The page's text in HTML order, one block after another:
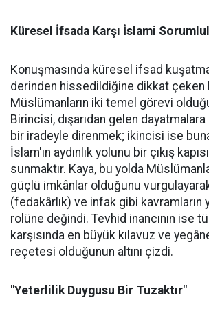
Küresel İfsada Karşı İslami
Konuşmasında küresel ifsad
derinden hissedildiğine dikkat çeken
Müslümanların iki temel görevi
Birincisi, dışarıdan gelen dayatmalara
bir iradeyle direnmek; ikincisi ise
İslam'ın aydınlık yolunu bir çıkış
sunmaktır. Kaya, bu yolda
güçlü imkânlar olduğunu
(fedakârlık) ve infak gibi kavramların
rolüne değindi. Tevhid inancının ise
karşısında en büyük kılavuz ve
reçetesi olduğunun altını çizdi.
"Yeterlilik Duygusu Bir Tuzaktır"